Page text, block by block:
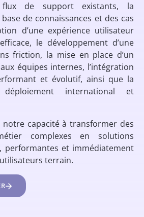
de support existants, la
de connaissances et des cas
d’une expérience utilisateur
le développement d’une
friction, la mise en place d’un
équipes internes, l’intégration
et évolutif, ainsi que la
international et
notre capacité à transformer des
complexes en solutions
performantes et immédiatement
terrain.